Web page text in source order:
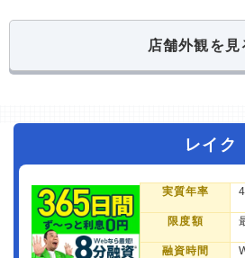
店舗外観を見
レイク
実質年率
限度額
融資時間